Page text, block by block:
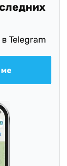
Telegram